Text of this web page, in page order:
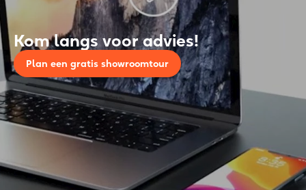
Kom langs voor advies!
Plan een gratis showroomtour